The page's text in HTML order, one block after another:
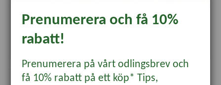
Salvia 'Amistad', 3-pack Salvia 'Joy', 3-pack
Prenumerera och få 10%
rabatt!
Prenumerera på vårt odlingsbrev och
få 10% rabatt på ett köp* Tips,